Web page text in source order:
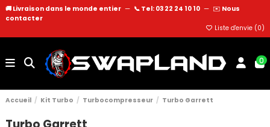
🚚 Livraison dans le monde entier — 📞 Tel: 03 22 24 10 10 — ✉️ Nous
contacter
Liste d'envie (0)
0
Accueil Kit Turbo Turbocompresseur Turbo Garrett